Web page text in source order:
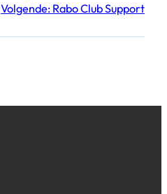
Volgende: Rabo Club Support